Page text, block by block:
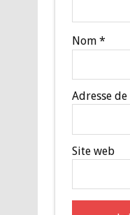
Nom *
Adresse
Site web